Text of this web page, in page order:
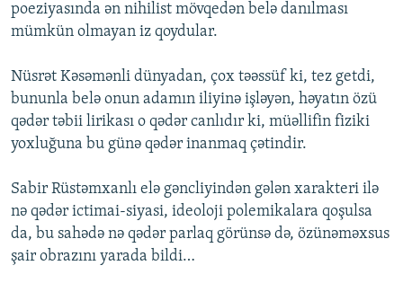
poeziyasında ən nihilist mövqedən belə danılması
mümkün olmayan iz qoydular.
Nüsrət Kəsəmənli dünyadan, çox təəssüf ki, tez getdi,
bununla belə onun adamın iliyinə işləyən, həyatın özü
qədər təbii lirikası o qədər canlıdır ki, müəllifin fiziki
yoxluğuna bu günə qədər inanmaq çətindir.
Sabir Rüstəmxanlı elə gəncliyindən gələn xarakteri ilə
nə qədər ictimai-siyasi, ideoloji polemikalara qoşulsa
da, bu sahədə nə qədər parlaq görünsə də, özünəməxsus
şair obrazını yarada bildi…